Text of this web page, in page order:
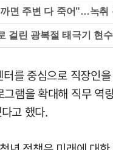
면 주변 다 죽어"…녹취
를 중심으로 직장인
그램을 확대해 직무 역
고 했다.